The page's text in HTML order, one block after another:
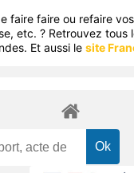
faire faire ou refaire
etc. ? Retrouvez tous
Et aussi le site